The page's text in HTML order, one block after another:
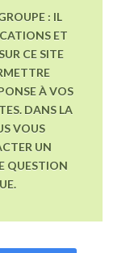
: IL
ET
CE SITE
À VOS
DANS LA
VOUS
UN
QUESTION